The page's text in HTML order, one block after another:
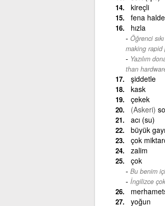
kireçli
fena halde
hızla
Öğrenci
making rapid
Yazılım
than
şiddetle
kask
çekek
(Askeri)
acı (su)
büyük
çok
zalim
çok
Bu benim
İngilizce
yoğun